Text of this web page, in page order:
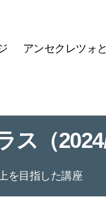
アンセクレツォ
（2024/
を目指した講座